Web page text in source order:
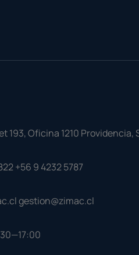
193, Oficina 1210 Providencia,
+56 9 4232 5787
gestion@zimac.cl